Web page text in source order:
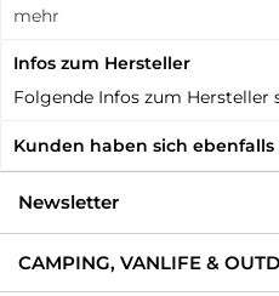
mehr
Infos zum Hersteller
Folgende Infos zum Hersteller
Kunden haben sich ebenfalls
Newsletter
CAMPING, VANLIFE &